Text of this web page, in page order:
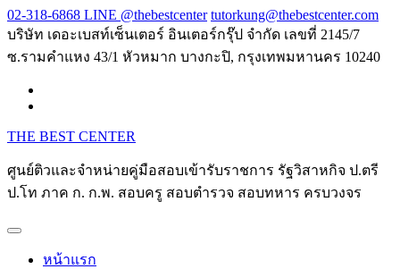
Skip
to
02-318-6868 LINE @thebestcenter tutorkung@thebestcenter.com
บริษัท เดอะเบสท์เซ็นเตอร์ อินเตอร์กรุ๊ป จำกัด เลขที่ 2145/7
ซ.รามคำแหง 43/1 หัวหมาก บางกะปิ, กรุงเทพมหานคร 10240
THE BEST CENTER
ศูนย์ติวและจำหน่ายคู่มือสอบเข้ารับราชการ รัฐวิสาหกิจ ป.ตรี
ป.โท ภาค ก. ก.พ. สอบครู สอบตำรวจ สอบทหาร ครบวงจร
หน้าแรก